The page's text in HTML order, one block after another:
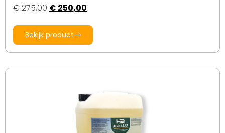
€275,00 € 250,00
Bekijk product